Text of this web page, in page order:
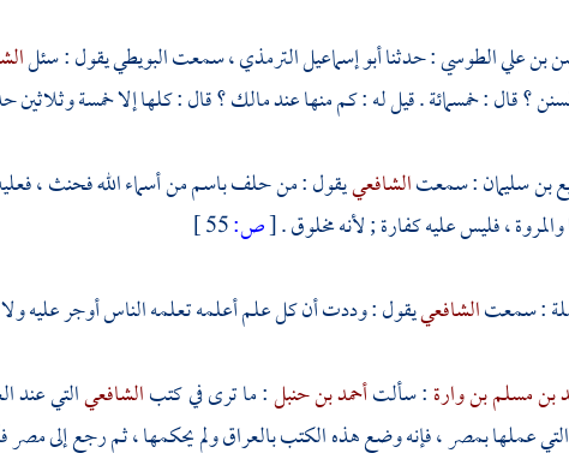
بن علي الطوسي: حدثناأبو إسماعيل الترمذي، سمعتالبويطييقول : سئل
؟ قال : خمسمائة . قيل له : كم منها عندمالك؟ قال : كلها إلا خمسة وثلاثين
بن سليمان: سمعتالشافعييقول : من حلف باسم من أسماء الله فحنث ،
والمروة، فليس عليه كفارة ; لأنه مخلوق .[ص:
: سمعتالشافعييقول : وددت أن كل علم أعلمه تعلمه الناس أوجر عليه
بن مسلم بن وارة: سألتأحمد بن حنبل: ما ترى في كتبالشافعيالتي عند
عملهابمصر، فإنه وضع هذه الكتببالعراقولم يحكمها ، ثم رجع إلىمصر